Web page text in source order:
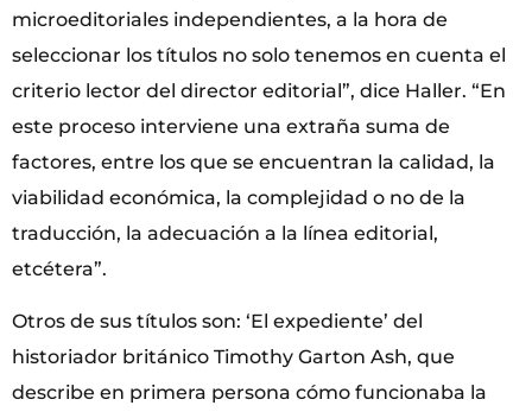
microeditoriales independientes, a la hora de
seleccionar los títulos no solo tenemos en cuenta el
criterio lector del director editorial”, dice Haller. “En
este proceso interviene una extraña suma de
factores, entre los que se encuentran la calidad, la
viabilidad económica, la complejidad o no de la
traducción, la adecuación a la línea editorial,
etcétera”.
Otros de sus títulos son: ‘El expediente’ del
historiador británico Timothy Garton Ash, que
describe en primera persona cómo funcionaba la